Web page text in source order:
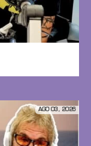
AGO 03, 2026